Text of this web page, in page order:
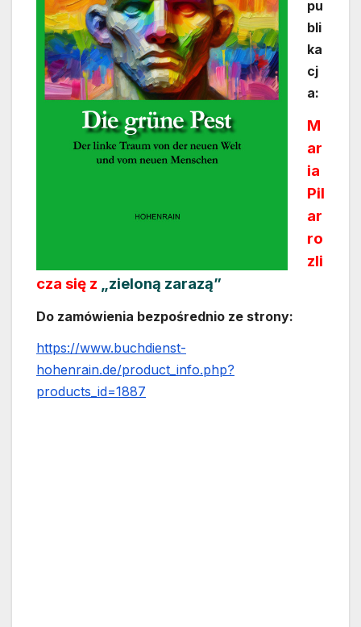
pu
bli
ka
cj
a:
M
ar
ia
Pil
ar
ro
zli
cza się z „zieloną zarazą”
Do zamówienia bezpośrednio ze strony:
https://www.buchdienst-
hohenrain.de/product_info.php?
products_id=1887